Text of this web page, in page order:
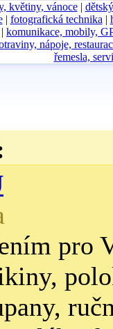
květiny, vánoce|
| fotografická technika |
| komunikace, mobily,
nápoje,
řemesla,
pro